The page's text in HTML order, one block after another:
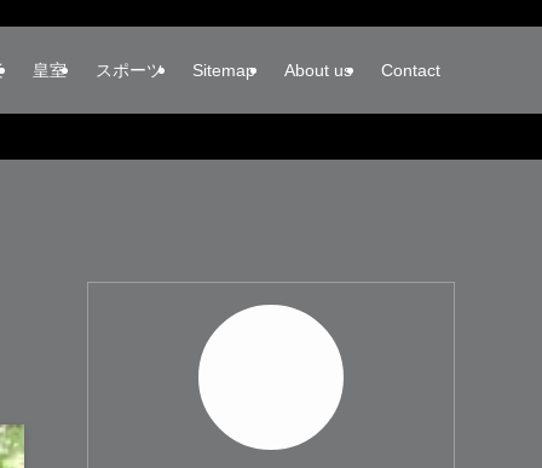
皇室 スポーツ Sitemap About us Contact